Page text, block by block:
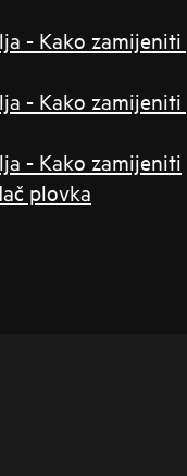
- Kako
- Kako
- Kako zamijeniti
plovka